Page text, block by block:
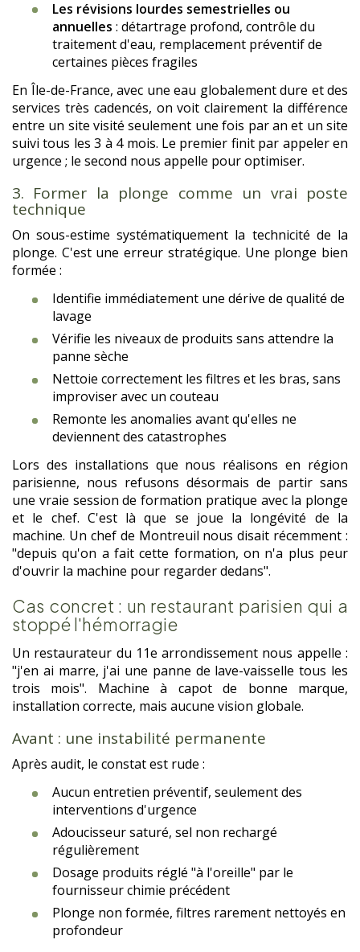
Les révisions lourdes semestrielles ou
annuelles : détartrage profond, contrôle du
traitement d'eau, remplacement préventif de
certaines pièces fragiles
En Île-de-France, avec une eau globalement dure et des
services très cadencés, on voit clairement la différence
entre un site visité seulement une fois par an et un site
suivi tous les 3 à 4 mois. Le premier finit par appeler en
urgence ; le second nous appelle pour optimiser.
3. Former la plonge comme un vrai poste
technique
On sous-estime systématiquement la technicité de la
plonge. C'est une erreur stratégique. Une plonge bien
formée :
Identifie immédiatement une dérive de qualité de
lavage
Vérifie les niveaux de produits sans attendre la
panne sèche
Nettoie correctement les filtres et les bras, sans
improviser avec un couteau
Remonte les anomalies avant qu'elles ne
deviennent des catastrophes
Lors des installations que nous réalisons en région
parisienne, nous refusons désormais de partir sans
une vraie session de formation pratique avec la plonge
et le chef. C'est là que se joue la longévité de la
machine. Un chef de Montreuil nous disait récemment :
"depuis qu'on a fait cette formation, on n'a plus peur
d'ouvrir la machine pour regarder dedans".
Cas concret : un restaurant parisien qui a
stoppé l'hémorragie
Un restaurateur du 11e arrondissement nous appelle :
"j'en ai marre, j'ai une panne de lave-vaisselle tous les
trois mois". Machine à capot de bonne marque,
installation correcte, mais aucune vision globale.
Avant : une instabilité permanente
Après audit, le constat est rude :
Aucun entretien préventif, seulement des
interventions d'urgence
Adoucisseur saturé, sel non rechargé
régulièrement
Dosage produits réglé "à l'oreille" par le
fournisseur chimie précédent
Plonge non formée, filtres rarement nettoyés en
profondeur